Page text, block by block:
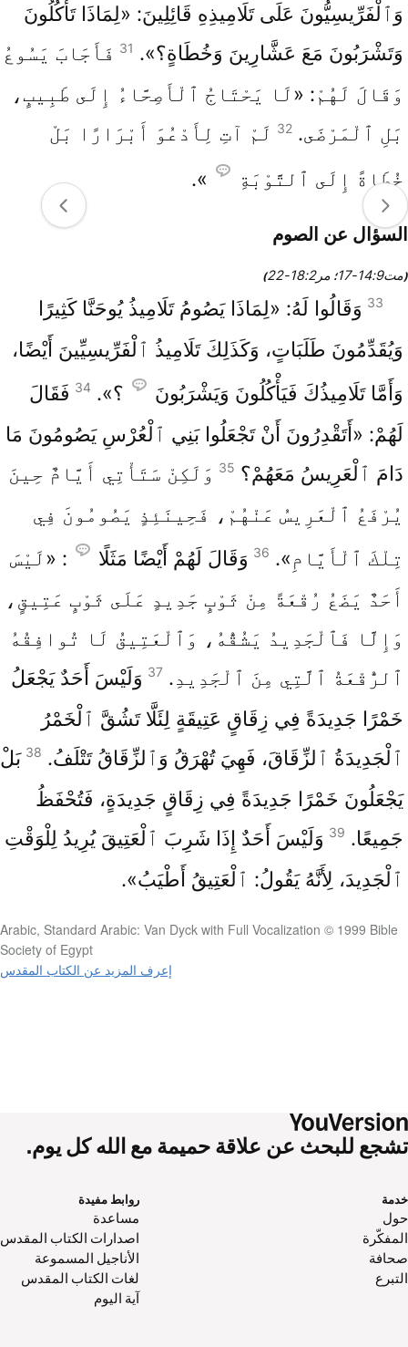
وَٱلْفَرِّيسِيُّونَ عَلَى تَلَامِيذِهِ قَائِلِينَ: «لِمَاذَا تَأْكُلُونَ
وَتَشْرَبُونَ مَعَ عَشَّارِينَ وَخُطَاةٍ؟». 31 فَأَجَابَ يَسُوعُ
وَقَالَ لَهُمْ: «لَا يَحْتَاجُ ٱلْأَصِحَّاءُ إِلَى طَبِيبٍ،
بَلِ ٱلْمَرْضَى. 32 لَمْ آتِ لِأَدْعُوَ أَبْرَارًا بَلْ
خُطَاةً إِلَى ٱلتَّوْبَةِ
».
السؤال عن الصوم
( مت9‏:14‏-17 ؛ مر2‏:18‏-22 )
33 وَقَالُوا لَهُ: «لِمَاذَا يَصُومُ تَلَامِيذُ يُوحَنَّا كَثِيرًا
وَيُقَدِّمُونَ طَلَبَاتٍ، وَكَذَلِكَ تَلَامِيذُ ٱلْفَرِّيسِيِّينَ أَيْضًا،
وَأَمَّا تَلَامِيذُكَ فَيَأْكُلُونَ وَيَشْرَبُونَ
؟». 34 فَقَالَ
لَهُمْ: «أَتَقْدِرُونَ أَنْ تَجْعَلُوا بَنِي ٱلْعُرْسِ يَصُومُونَ مَا
دَامَ ٱلْعَرِيسُ مَعَهُمْ؟ 35 وَلَكِنْ سَتَأْتِي أَيَّامٌ حِينَ
يُرْفَعُ ٱلْعَرِيسُ عَنْهُمْ، فَحِينَئِذٍ يَصُومُونَ فِي
تِلْكَ ٱلْأَيَّامِ». 36 وَقَالَ لَهُمْ أَيْضًا مَثَلًا
: «لَيْسَ
أَحَدٌ يَضَعُ رُقْعَةً مِنْ ثَوْبٍ جَدِيدٍ عَلَى ثَوْبٍ عَتِيقٍ،
وَإِلَّا فَٱلْجَدِيدُ يَشُقُّهُ، وَٱلْعَتِيقُ لَا تُوافِقُهُ
ٱلرُّقْعَةُ ٱلَّتِي مِنَ ٱلْجَدِيدِ. 37 وَلَيْسَ أَحَدٌ يَجْعَلُ
خَمْرًا جَدِيدَةً فِي زِقَاقٍ عَتِيقَةٍ لِئَلَّا تَشُقَّ ٱلْخَمْرُ
ٱلْجَدِيدَةُ ٱلزِّقَاقَ، فَهِيَ تُهْرَقُ وَٱلزِّقَاقُ تَتْلَفُ. 38 بَلْ
يَجْعَلُونَ خَمْرًا جَدِيدَةً فِي زِقَاقٍ جَدِيدَةٍ، فَتُحْفَظُ
جَمِيعًا. 39 وَلَيْسَ أَحَدٌ إِذَا شَرِبَ ٱلْعَتِيقَ يُرِيدُ لِلْوَقْتِ
ٱلْجَدِيدَ، لِأَنَّهُ يَقُولُ: ٱلْعَتِيقُ أَطْيَبُ».
Arabic, Standard Arabic: Van Dyck with Full Vocalization © 1999 Bible
Society of Egypt
إعرف المزيد عن الكتاب المقدس
تشجع للبحث عن علاقة حميمة مع الله كل يوم.
خدمة
حول‌
المفكّرة
صحافة
التبرع
روابط مفيدة
مساعدة
اصدارات الكتاب المقدس
الأناجيل المسموعة
لغات الكتاب المقدس
آية اليوم